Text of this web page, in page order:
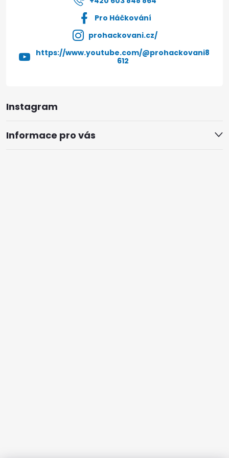
Instagram
Informace pro vás
Pro Háčkování
prohackovani.cz/
https://www.youtube.com/@prohackovani8
612